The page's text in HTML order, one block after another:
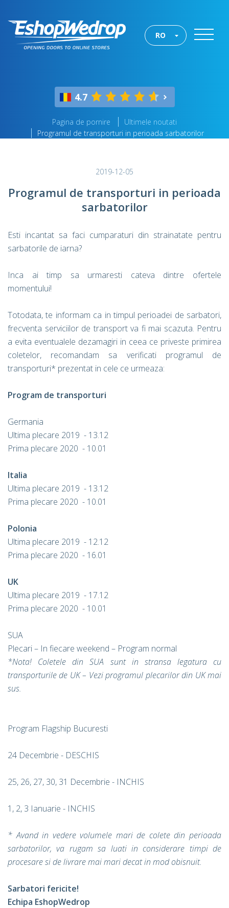
RO
4.7
Pagina de pornire
Ultimele noutati
Programul de transporturi in perioada sarbatorilor
2019-12-05
Programul de transporturi in perioada
sarbatorilor
Esti incantat sa faci cumparaturi din strainatate pentru
sarbatorile de iarna?
Inca ai timp sa urmaresti cateva dintre ofertele
momentului!
Totodata, te informam ca in timpul perioadei de sarbatori,
frecventa serviciilor de transport va fi mai scazuta. Pentru
a evita eventualele dezamagiri in ceea ce priveste primirea
coletelor, recomandam sa verificati programul de
transporturi* prezentat in cele ce urmeaza:
Program de transporturi
Germania
Ultima plecare 2019 - 13.12
Prima plecare 2020 - 10.01
Italia
Ultima plecare 2019 - 13.12
Prima plecare 2020 - 10.01
Polonia
Ultima plecare 2019 - 12.12
Prima plecare 2020 - 16.01
UK
Ultima plecare 2019 - 17.12
Prima plecare 2020 - 10.01
SUA
Plecari – In fiecare weekend – Program normal
*Nota! Coletele din SUA sunt in stransa legatura cu
transporturile de UK – Vezi programul plecarilor din UK mai
sus.
Program Flagship Bucuresti
24 Decembrie - DESCHIS
25, 26, 27, 30, 31 Decembrie - INCHIS
1, 2, 3 Ianuarie - INCHIS
* Avand in vedere volumele mari de colete din perioada
sarbatorilor, va rugam sa luati in considerare timpi de
procesare si de livrare mai mari decat in mod obisnuit.
Sarbatori fericite!
Echipa EshopWedrop